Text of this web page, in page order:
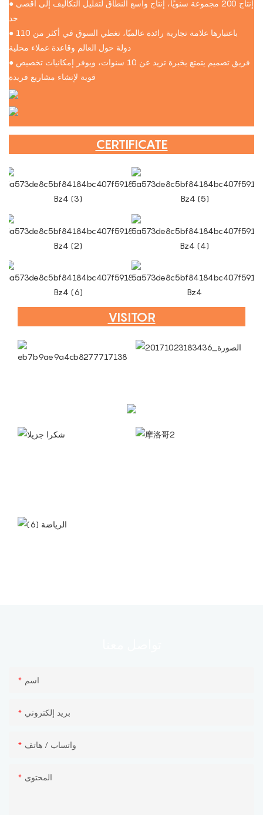
● إنتاج 200 مجموعة سنويًا، إنتاج واسع النطاق لتقليل التكاليف إلى أقصى
حد
● باعتبارها علامة تجارية رائدة عالميًا، تغطي السوق في أكثر من 110
دولة حول العالم وقاعدة عملاء محلية
● فريق تصميم يتمتع بخبرة تزيد عن 10 سنوات، ويوفر إمكانيات تخصيص
قوية لإنشاء مشاريع فريدة
CERTIFICATE
VISITOR
اسم
بريد إلكتروني
واتساب / هاتف
المحتوى